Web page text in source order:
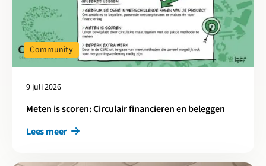
9 juli 2026
Meten is scoren: Circulair financieren en beleggen
Community
Lees meer